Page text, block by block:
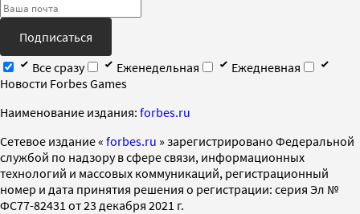
Подписаться
Все сразу
Еженедельная
Ежедневная
Новости Forbes Games
Наименование издания: forbes.ru
Cетевое издание « forbes.ru » зарегистрировано Федеральной
службой по надзору в сфере связи, информационных
технологий и массовых коммуникаций, регистрационный
номер и дата принятия решения о регистрации: серия Эл №
ФС77-82431 от 23 декабря 2021 г.